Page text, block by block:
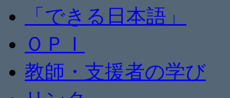
「できる日本語」
ＯＰＩ
教師・支援者の学び